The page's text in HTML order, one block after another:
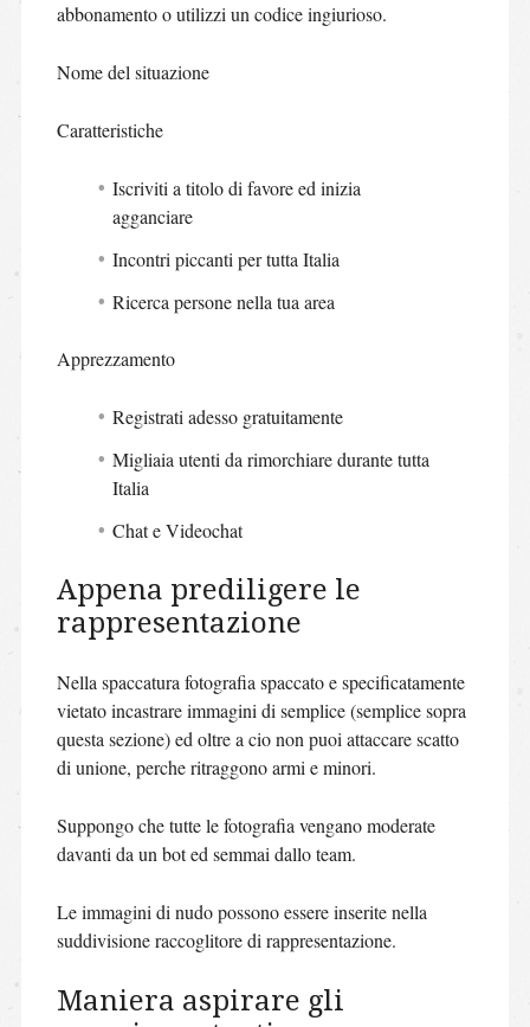
abbonamento o utilizzi un codice ingiurioso.
Nome del situazione
Caratteristiche
Iscriviti a titolo di favore ed inizia
agganciare
Incontri piccanti per tutta Italia
Ricerca persone nella tua area
Apprezzamento
Registrati adesso gratuitamente
Migliaia utenti da rimorchiare durante tutta
Italia
Chat e Videochat
Appena prediligere le
rappresentazione
Nella spaccatura fotografia spaccato e specificatamente
vietato incastrare immagini di semplice (semplice sopra
questa sezione) ed oltre a cio non puoi attaccare scatto
di unione, perche ritraggono armi e minori.
Suppongo che tutte le fotografia vengano moderate
davanti da un bot ed semmai dallo team.
Le immagini di nudo possono essere inserite nella
suddivisione raccoglitore di rappresentazione.
Maniera aspirare gli